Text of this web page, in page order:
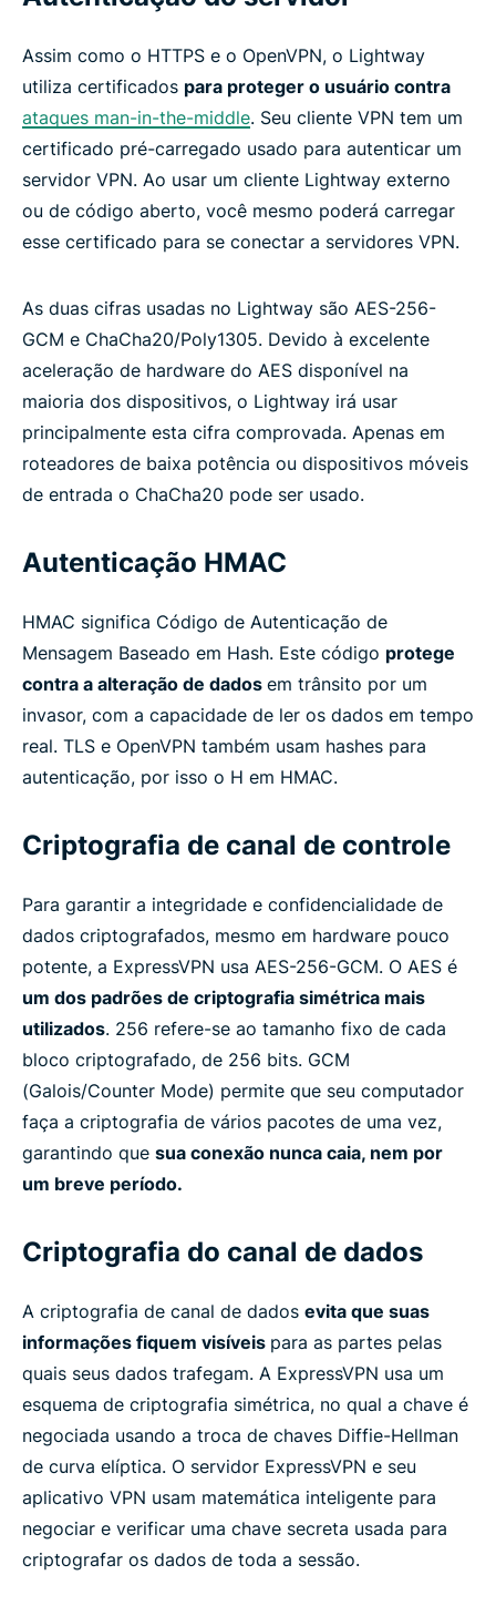
Assim como o HTTPS e o OpenVPN, o Lightway
utiliza certificados para proteger o usuário contra
ataques man-in-the-middle. Seu cliente VPN tem um
certificado pré-carregado usado para autenticar um
servidor VPN. Ao usar um cliente Lightway externo
ou de código aberto, você mesmo poderá carregar
esse certificado para se conectar a servidores VPN.
As duas cifras usadas no Lightway são AES-256-
GCM e ChaCha20/Poly1305. Devido à excelente
aceleração de hardware do AES disponível na
maioria dos dispositivos, o Lightway irá usar
principalmente esta cifra comprovada. Apenas em
roteadores de baixa potência ou dispositivos móveis
de entrada o ChaCha20 pode ser usado.
Autenticação HMAC
HMAC significa Código de Autenticação de
Mensagem Baseado em Hash. Este código protege
contra a alteração de dados em trânsito por um
invasor, com a capacidade de ler os dados em tempo
real. TLS e OpenVPN também usam hashes para
autenticação, por isso o H em HMAC.
Criptografia de canal de controle
Para garantir a integridade e confidencialidade de
dados criptografados, mesmo em hardware pouco
potente, a ExpressVPN usa AES-256-GCM. O AES é
um dos padrões de criptografia simétrica mais
utilizados. 256 refere-se ao tamanho fixo de cada
bloco criptografado, de 256 bits. GCM
(Galois/Counter Mode) permite que seu computador
faça a criptografia de vários pacotes de uma vez,
garantindo que sua conexão nunca caia, nem por
um breve período.
Criptografia do canal de dados
A criptografia de canal de dados evita que suas
informações fiquem visíveis para as partes pelas
quais seus dados trafegam. A ExpressVPN usa um
esquema de criptografia simétrica, no qual a chave é
negociada usando a troca de chaves Diffie-Hellman
de curva elíptica. O servidor ExpressVPN e seu
aplicativo VPN usam matemática inteligente para
negociar e verificar uma chave secreta usada para
criptografar os dados de toda a sessão.